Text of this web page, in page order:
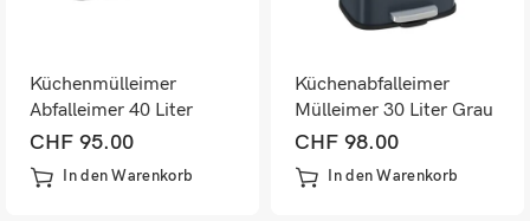
Küchenmülleimer
Abfalleimer 40 Liter
Schwarz
CHF 95.00
In den Warenkorb
Küchenabfalleimer
Mülleimer 30 Liter Grau
CHF 98.00
In den Warenkorb